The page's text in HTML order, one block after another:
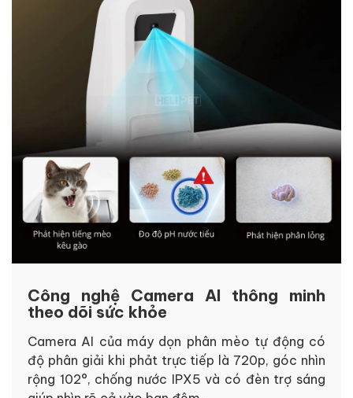
Công nghệ Camera AI thông minh
theo dõi sức khỏe
Camera AI của máy dọn phân mèo tự động có
độ phân giải khi phảt trực tiếp là 720p, góc nhìn
rộng 102°, chống nước IPX5 và có đèn trợ sáng